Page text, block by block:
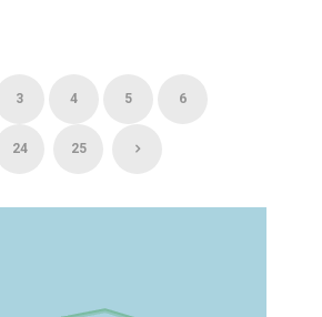
3 4 5 6
24 25